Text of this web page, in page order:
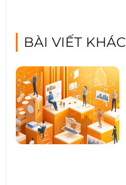
BÀI VIẾT KHÁC